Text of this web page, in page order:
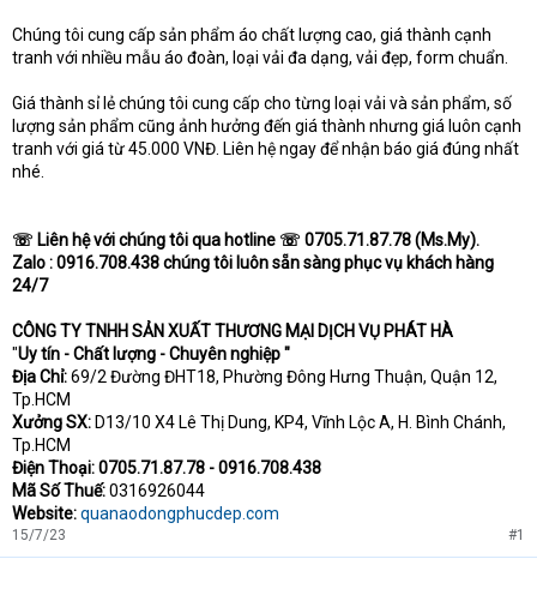
Chúng tôi cung cấp sản phẩm áo chất lượng cao, giá thành cạnh
tranh với nhiều mẫu áo đoàn, loại vải đa dạng, vải đẹp, form chuẩn.
Giá thành sỉ lẻ chúng tôi cung cấp cho từng loại vải và sản phẩm, số
lượng sản phẩm cũng ảnh hưởng đến giá thành nhưng giá luôn cạnh
tranh với giá từ 45.000 VNĐ. Liên hệ ngay để nhận báo giá đúng nhất
nhé.
☏ Liên hệ với chúng tôi qua hotline ☏ 0705.71.87.78 (Ms.My).
Zalo : 0916.708.438 chúng tôi luôn sẵn sàng phục vụ khách hàng
24/7
CÔNG TY TNHH SẢN XUẤT THƯƠNG MẠI DỊCH VỤ PHÁT HÀ
"Uy tín - Chất lượng - Chuyên nghiệp "
Địa Chỉ:69/2 Đường ĐHT18, Phường Đông Hưng Thuận, Quận 12,
Tp.HCM
Xưởng SX: D13/10 X4 Lê Thị Dung, KP4, Vĩnh Lộc A, H. Bình Chánh,
Tp.HCM
Điện Thoại: 0705.71.87.78 - 0916.708.438
Mã Số Thuế:0316926044
Website:quanaodongphucdep.com
15/7/23 #1